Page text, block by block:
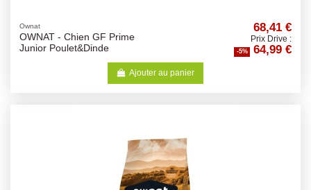
Ownat
OWNAT - Chien GF Prime
Junior Poulet&Dinde
68,41 €
Prix Drive :
-5% 64,99 €
Ajouter au panier